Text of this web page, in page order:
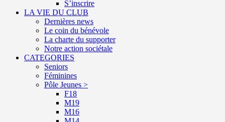
S’inscrire
LA VIE DU CLUB
Dernières news
Le coin du bénévole
La charte du supporter
Notre action sociétale
CATEGORIES
Seniors
Féminines
Pôle Jeunes >
F18
M19
M16